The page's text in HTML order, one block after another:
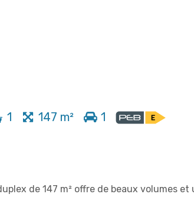
1 147 m² 1
de 147 m² offre de beaux volumes et